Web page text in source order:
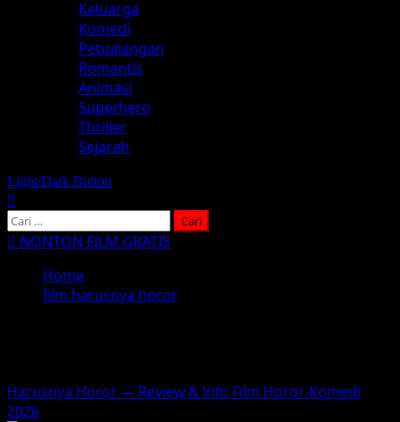
Keluarga
Komedi
Petualangan
Romantis
Animasi
Superhero
Thriller
Sejarah
Light/Dark Button
Cari
untuk:
NONTON FILM GRATIS
Home
film harusnya horor
Harusnya Horor — Review & Info Film Horor-Komedi
2026